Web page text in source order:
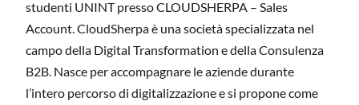
studenti UNINT presso CLOUDSHERPA – Sales
Account. CloudSherpa è una società specializzata nel
campo della Digital Transformation e della Consulenza
B2B. Nasce per accompagnare le aziende durante
l’intero percorso di digitalizzazione e si propone come